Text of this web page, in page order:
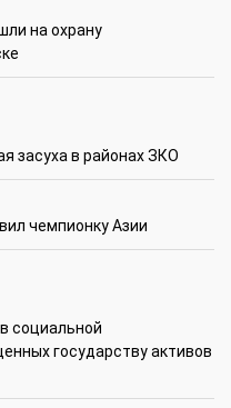
на охрану
засуха в районах ЗКО
чемпионку Азии
социальной
государству активов